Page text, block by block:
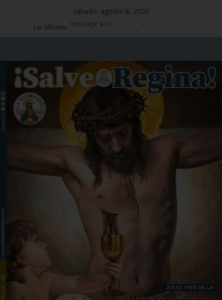
sábado, agosto 8, 2026
Lo último: Mensaje #97
Señor Jesucristo – 1 de julio
Santo Tomás Apóstol – 3 de julio
San Benito abad – 11 de julio